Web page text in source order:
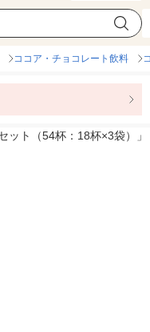
ココア・チョコレート飲料